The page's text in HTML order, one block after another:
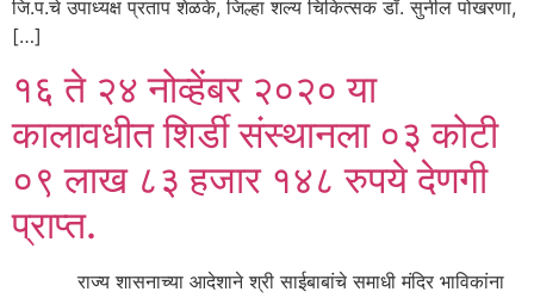
जि.प.चे उपाध्यक्ष प्रताप शेळके, जिल्हा शल्य चिकित्सक डॉ. सुनील पोखरणा,
[…]
१६ ते २४ नोव्‍हेंबर २०२० या
कालावधीत शिर्डी संस्थानला ०३ कोटी
०९ लाख ८३ हजार १४८ रुपये देणगी
प्राप्‍त.
राज्‍य शासनाच्‍या आदेशाने श्री साईबाबांचे समाधी मंदिर भाविकांना